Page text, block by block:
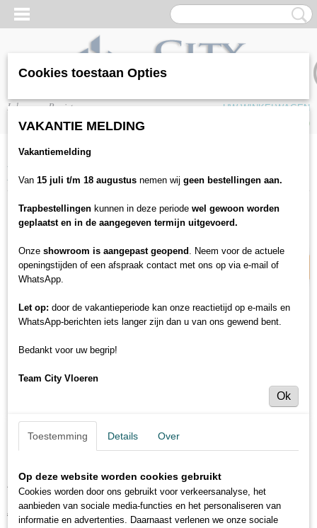
Inloggen Registreren
UW WINKELWAGEN
(0)
Home
Roble naturel
Alsafloor Solid ICS518 Roble naturel
€ 37,10 € 29,95 (inclusief btw 21%)
Cookies toestaan Opties
VAKANTIE MELDING
Vakantiemelding
Van 15 juli t/m 18 augustus nemen wij geen bestellingen aan.
Trapbestellingen kunnen in deze periode wel gewoon worden
geplaatst en in de aangegeven termijn uitgevoerd.
Onze showroom is aangepast geopend . Neem voor de actuele
openingstijden of een afspraak contact met ons op via e-mail of
WhatsApp.
Let op: door de vakantieperiode kan onze reactietijd op e-mails en
WhatsApp-berichten iets langer zijn dan u van ons gewend bent.
Bedankt voor uw begrip!
Team City Vloeren
Ok
Toestemming Details Over
Op deze website worden cookies gebruikt
Cookies worden door ons gebruikt voor verkeersanalyse, het
aanbieden van sociale media-functies en het personaliseren van
informatie en advertenties. Daarnaast verlenen we onze sociale